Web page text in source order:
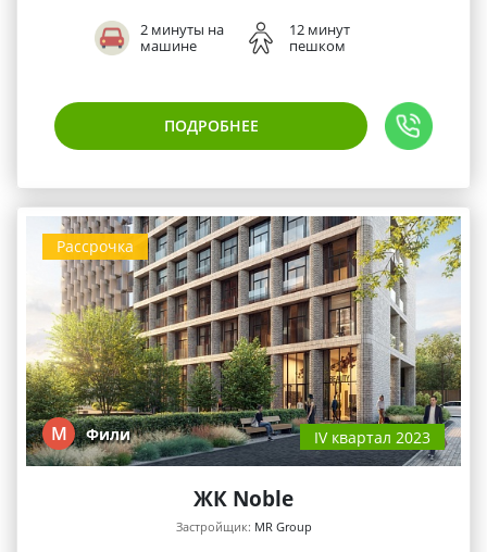
2 минуты на
машине
12 минут
пешком
ПОДРОБНЕЕ
Рассрочка
М Фили IV квартал 2023
ЖК Noble
Застройщик: MR Group